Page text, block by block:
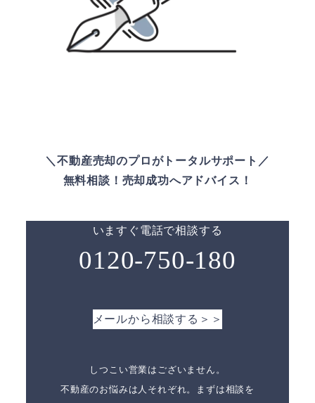
＼不動産売却のプロがトータルサポート／
無料相談！売却成功へアドバイス！
いますぐ電話で相談する
0120-750-180
メールから相談する＞＞
しつこい営業はございません。
不動産のお悩みは人それぞれ。まずは相談を